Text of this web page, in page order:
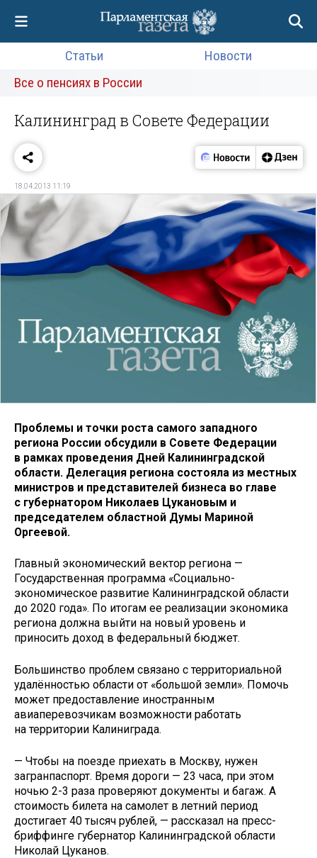
Статьи
Новости
Все о пенсиях в России
Калининград в Совете Федерации
18.04.2013 11:19
Проблемы и точки роста самого западного
региона России обсудили в Совете Федерации
в рамках проведения Дней Калининградской
области. Делегация региона состояла из местных
министров и представителей бизнеса во главе
с губернатором Николаев Цукановым и
председателем областной Думы Мариной
Оргеевой.
Главный экономический вектор региона —
Государственная программа «Социально-
экономическое развитие Калининградской области
до 2020 года». По итогам ее реализации экономика
региона должна выйти на новый уровень и
приносить доход в федеральный бюджет.
Большинство проблем связано с территориальной
удалённостью области от «большой земли». Помочь
может предоставление иностранным
авиаперевозчикам возможности работать
на территории Калиниграда.
— Чтобы на поезде приехать в Москву, нужен
загранпаспорт. Время дороги — 23 часа, при этом
ночью 2-3 раза проверяют документы и багаж. А
стоимость билета на самолет в летний период
достигает 40 тысяч рублей, — рассказал на пресс-
бриффинге губернатор Калининградской области
Николай Цуканов.